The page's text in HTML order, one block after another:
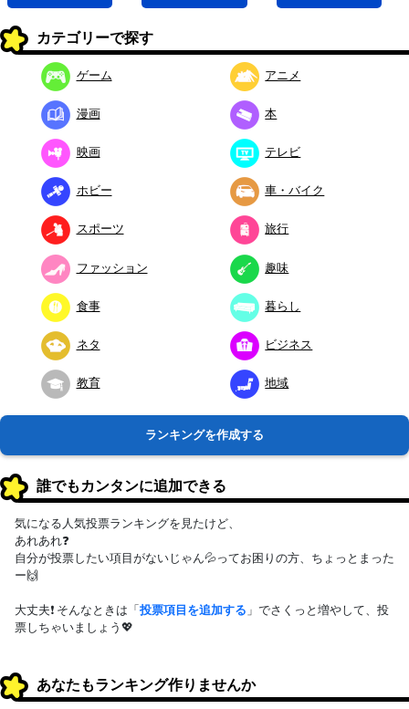
カテゴリーで探す
ゲーム アニメ
漫画 本
映画 テレビ
ホビー 車・バイク
スポーツ 旅行
ファッション 趣味
食事 暮らし
ネタ ビジネス
教育 地域
ランキングを作成する
誰でもカンタンに追加できる
気になる人気投票ランキングを見たけど、
あれあれ❓
自分が投票したい項目がないじゃん💦ってお困りの方、ちょっとまった
ー🙌
大丈夫❗ そんなときは「投票項目を追加する 」でさくっと増やして、投
票しちゃいましょう💖
あなたもランキング作りませんか